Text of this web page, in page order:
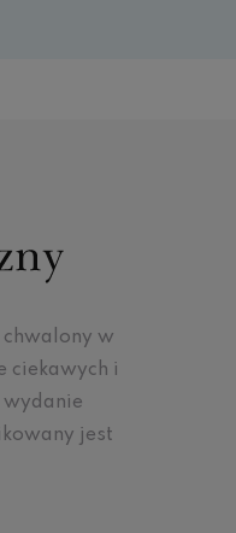
chwalony w
ciekawych i
wydanie
jest